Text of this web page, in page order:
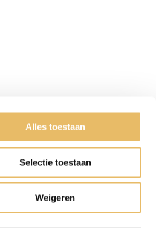
Alles toestaan
Selectie toestaan
Weigeren